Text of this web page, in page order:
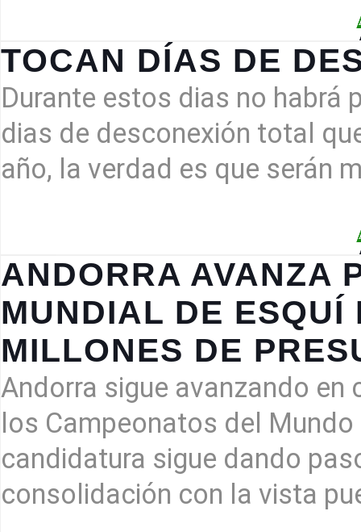
TOCAN DÍAS DE
Durante estos dias no habrá
dias de desconexión total
año, la verdad es que serán
ANDORRA AVANZA
MUNDIAL DE ESQUÍ
MILLONES DE
Andorra sigue avanzando en
los Campeonatos del
candidatura sigue dando
consolidación con la vista